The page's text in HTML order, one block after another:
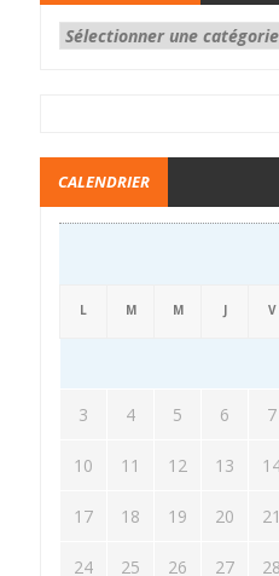
CALENDRIER
L M M J V
3 4 5 6 7
10 11 12 13
17 18 19 20 21
24 25 26 27 28